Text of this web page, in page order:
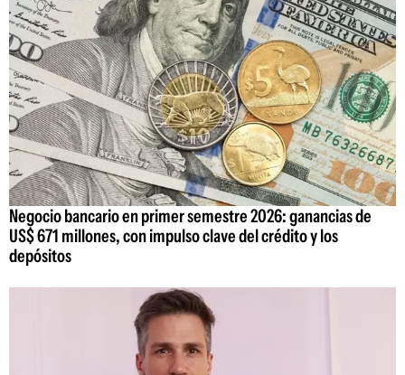
Negocio bancario en primer semestre 2026: ganancias de
US$ 671 millones, con impulso clave del crédito y los
depósitos